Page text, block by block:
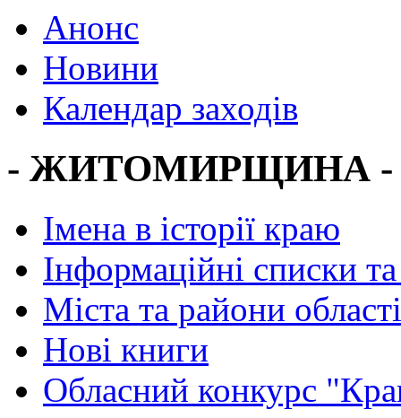
Анонс
Новини
Календар заходів
- ЖИТОМИРЩИНА -
Імена в історії краю
Інформаційні списки
Міста та райони області
Нові книги
Обласний конкурс